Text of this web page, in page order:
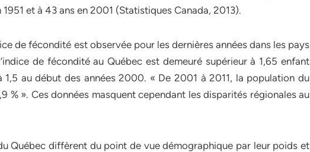
et à 43 ans en 2001 (Statistiques Canada, 2013).
de fécondité est observée pour les dernières années dans les pays
de fécondité au Québec est demeuré supérieur à 1,65 enfant
1,5 au début des années 2000. « De 2001 à 2011, la population du
% ». Ces données masquent cependant les disparités régionales au
Québec diffèrent du point de vue démographique par leur poids et